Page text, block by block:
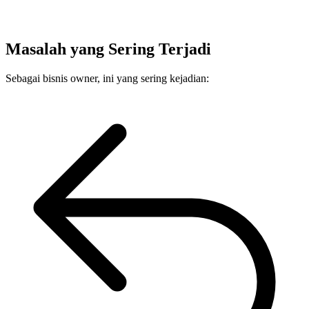
Masalah yang Sering Terjadi
Sebagai bisnis owner, ini yang sering kejadian: